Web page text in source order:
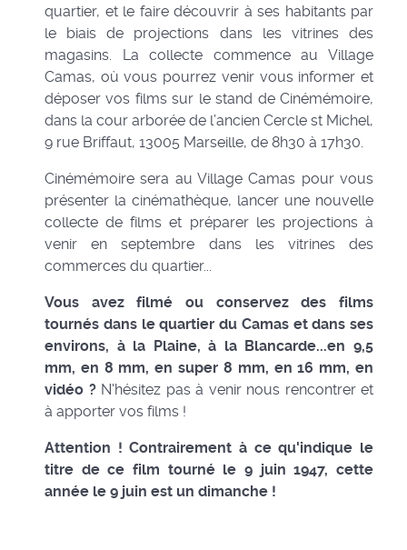
quartier, et le faire découvrir à ses habitants par
le biais de projections dans les vitrines des
magasins. La collecte commence au Village
Camas, où vous pourrez venir vous informer et
déposer vos films sur le stand de Cinémémoire,
dans la cour arborée de l’ancien Cercle st Michel,
9 rue Briffaut, 13005 Marseille, de 8h30 à 17h30.
Cinémémoire sera au Village Camas pour vous
présenter la cinémathèque, lancer une nouvelle
collecte de films et préparer les projections à
venir en septembre dans les vitrines des
commerces du quartier...
Vous avez filmé ou conservez des films
tournés dans le quartier du Camas et dans ses
environs, à la Plaine, à la Blancarde...en 9,5
mm, en 8 mm, en super 8 mm, en 16 mm, en
vidéo ?N'hésitez pas à venir nous rencontrer et
à apporter vos films !
Attention ! Contrairement à ce qu'indique le
titre de ce film tourné le 9 juin 1947, cette
année le 9 juin est un dimanche !